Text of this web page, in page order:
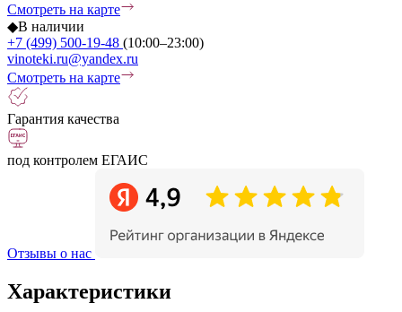
Смотреть на карте
◆В наличии
+7 (499) 500-19-48 (10:00–23:00)
vinoteki.ru@yandex.ru
Смотреть на карте
Гарантия качества
под контролем ЕГАИС
Отзывы о нас
Характеристики